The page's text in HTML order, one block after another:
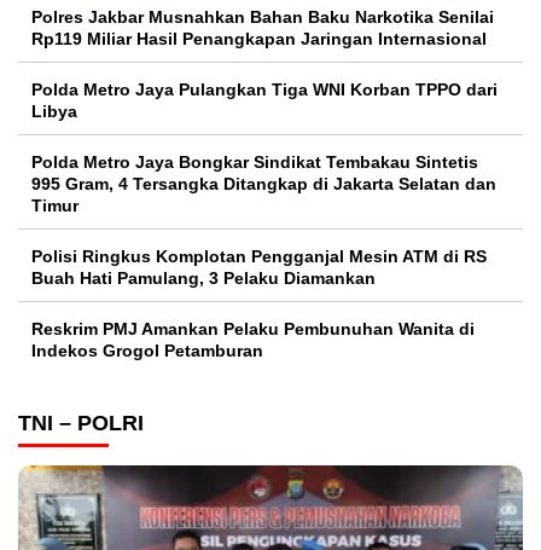
Polres Jakbar Musnahkan Bahan Baku Narkotika Senilai
Rp119 Miliar Hasil Penangkapan Jaringan Internasional
Polda Metro Jaya Pulangkan Tiga WNI Korban TPPO dari
Libya
Polda Metro Jaya Bongkar Sindikat Tembakau Sintetis
995 Gram, 4 Tersangka Ditangkap di Jakarta Selatan dan
Timur
Polisi Ringkus Komplotan Pengganjal Mesin ATM di RS
Buah Hati Pamulang, 3 Pelaku Diamankan
Reskrim PMJ Amankan Pelaku Pembunuhan Wanita di
Indekos Grogol Petamburan
TNI – POLRI